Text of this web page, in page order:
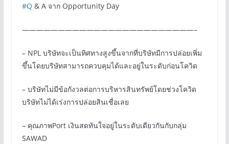
#Q & A จาก Opportunity Day
————————————————————————–
– NPL บริษัทจะเป็นทิศทางสูงขึ้นจากที่บริษัทมีการปล่อยเพิ่ม
ขึ้นโดยบริษัทสามารถควบคุมได้และอยู่ในระดับก่อนโควิด
– บริษัทไม่มีข้อกังวลต่อการบริหารสินทรัพย์โดยช่วงโควิด
บริษัทไม่ได้เร่งการปล่อยสินเชื่อเลย
– คุณภาพPort เงินสดทันใจอยู่ในระดับเดียวกันกับกลุ่ม
SAWAD